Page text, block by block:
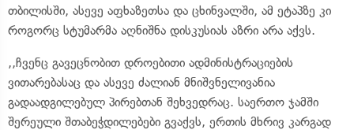
თბილისში, ასევე აფხაზეთსა და ცხინვალში, ამ ეტაპზე კი
როგორც სტუმარმა აღნიშნა დისკუსიას აზრი არა აქვს.
,,ჩვენც გავეცნობით დროებითი ადმინისტრაციების
ვითარებასაც და ასევე ძალიან მნიშვნელივანია
გადაადგილებულ პირებთან შეხვედრაც. საერთო ჯამში
შერეული შთაბეჭდილებები გვაქვს, ერთის მხრივ კარგად